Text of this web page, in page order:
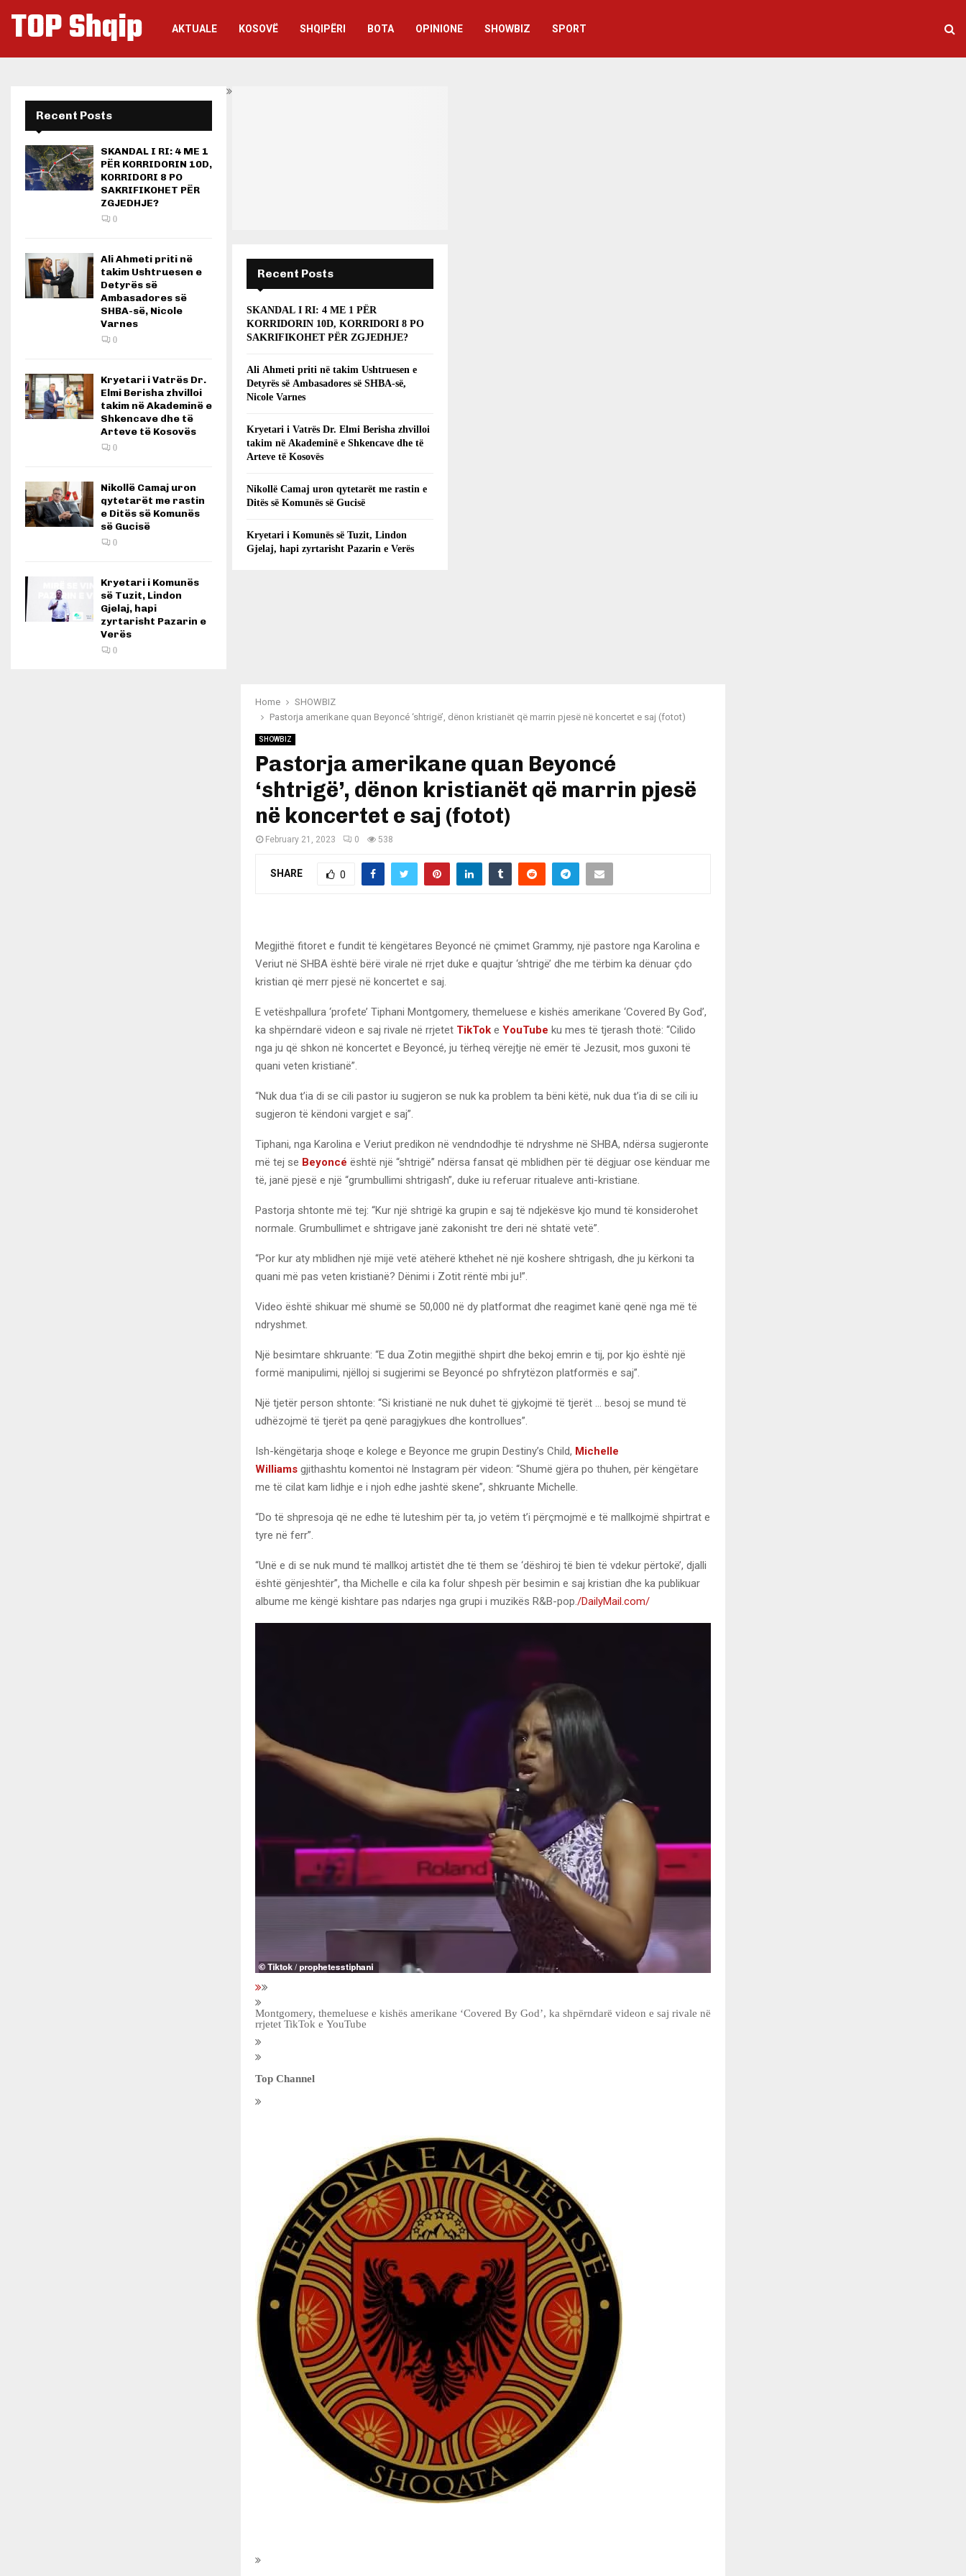
TOP Shqip AKTUALE KOSOVË SHQIPËRI BOTA OPINIONE SHOWBIZ SPORT
Home
SHOWBIZ
Pastorja amerikane quan Beyoncé ‘shtrigë’, dënon kristianët që marrin pjesë në koncertet e saj (fotot)
SHOWBIZ
Pastorja amerikane quan Beyoncé
‘shtrigë’, dënon kristianët që marrin pjesë
në koncertet e saj (fotot)
February 21, 2023 0 538
SHARE 0
Megjithë fitoret e fundit të këngëtares Beyoncé në çmimet Grammy, një pastore nga Karolina e
Veriut në SHBA është bërë virale në rrjet duke e quajtur ‘shtrigë’ dhe me tërbim ka dënuar çdo
kristian që merr pjesë në koncertet e saj.
E vetëshpallura ‘profete’ Tiphani Montgomery, themeluese e kishës amerikane ‘Covered By God’,
ka shpërndarë videon e saj rivale në rrjetet TikTok e YouTube ku mes të tjerash thotë: “Cilido
nga ju që shkon në koncertet e Beyoncé, ju tërheq vërejtje në emër të Jezusit, mos guxoni të
quani veten kristianë”.
“Nuk dua t’ia di se cili pastor iu sugjeron se nuk ka problem ta bëni këtë, nuk dua t’ia di se cili iu
sugjeron të këndoni vargjet e saj”.
Tiphani, nga Karolina e Veriut predikon në vendndodhje të ndryshme në SHBA, ndërsa sugjeronte
më tej se Beyonce ́ është një “shtrigë” ndërsa fansat që mblidhen për të dëgjuar ose kënduar me
të, janë pjesë e një “grumbullimi shtrigash”, duke iu referuar ritualeve anti-kristiane.
Pastorja shtonte më tej: “Kur një shtrigë ka grupin e saj të ndjekësve kjo mund të konsiderohet
normale. Grumbullimet e shtrigave janë zakonisht tre deri në shtatë vetë”.
“Por kur aty mblidhen një mijë vetë atëherë kthehet në një koshere shtrigash, dhe ju kërkoni ta
quani më pas veten kristianë? Dënimi i Zotit rëntë mbi ju!”.
Video është shikuar më shumë se 50,000 në dy platformat dhe reagimet kanë qenë nga më të
ndryshmet.
Një besimtare shkruante: “E dua Zotin megjithë shpirt dhe bekoj emrin e tij, por kjo është një
formë manipulimi, njëlloj si sugjerimi se Beyoncé po shfrytëzon platformës e saj”.
Një tjetër person shtonte: “Si kristianë ne nuk duhet të gjykojmë të tjerët … besoj se mund të
udhëzojmë të tjerët pa qenë paragjykues dhe kontrollues”.
Ish-këngëtarja shoqe e kolege e Beyonce me grupin Destiny’s Child, Michelle
Williams gjithashtu komentoi në Instagram për videon: “Shumë gjëra po thuhen, për këngëtare
me të cilat kam lidhje e i njoh edhe jashtë skene”, shkruante Michelle.
“Do të shpresoja që ne edhe të luteshim për ta, jo vetëm t’i përçmojmë e të mallkojmë shpirtrat e
tyre në ferr”.
“Unë e di se nuk mund të mallkoj artistët dhe të them se ‘dëshiroj të bien të vdekur përtokë’, djalli
është gënjeshtër”, tha Michelle e cila ka folur shpesh për besimin e saj kristian dhe ka publikuar
albume me këngë kishtare pas ndarjes nga grupi i muzikës R&B-pop. /DailyMail.com/
Montgomery, themeluese e kishës amerikane ‘Covered By God’, ka shpërndarë videon e saj rivale në
rrjetet TikTok e YouTube
Top Channel
Recent Posts
SKANDAL I RI: 4 ME 1
PËR KORRIDORIN 10D,
KORRIDORI 8 PO
SAKRIFIKOHET PËR
ZGJEDHJE?
0
Ali Ahmeti priti në
takim Ushtruesen e
Detyrës së
Ambasadores së
SHBA-së, Nicole
Varnes
0
Kryetari i Vatrës Dr.
Elmi Berisha zhvilloi
takim në Akademinë e
Shkencave dhe të
Arteve të Kosovës
0
Nikollë Camaj uron
qytetarët me rastin
e Ditës së Komunës
së Gucisë
0
Kryetari i Komunës
së Tuzit, Lindon
Gjelaj, hapi
zyrtarisht Pazarin e
Verës
0
Recent Posts
SKANDAL I RI: 4 ME 1 PËR
KORRIDORIN 10D, KORRIDORI 8 PO
SAKRIFIKOHET PËR ZGJEDHJE?
Ali Ahmeti priti në takim Ushtruesen e
Detyrës së Ambasadores së SHBA-së,
Nicole Varnes
Kryetari i Vatrës Dr. Elmi Berisha zhvilloi
takim në Akademinë e Shkencave dhe të
Arteve të Kosovës
Nikollë Camaj uron qytetarët me rastin e
Ditës së Komunës së Gucisë
Kryetari i Komunës së Tuzit, Lindon
Gjelaj, hapi zyrtarisht Pazarin e Verës